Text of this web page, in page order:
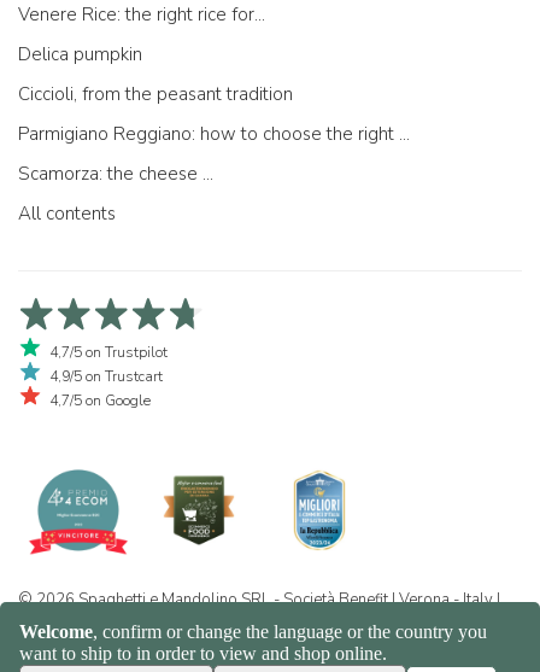
Venere Rice: the right rice for...
Delica pumpkin
Ciccioli, from the peasant tradition
Parmigiano Reggiano: how to choose the right one
Scamorza: the cheese ...
All contents
4,7/5 on Trustpilot
4,9/5 on Trustcart
4,7/5 on Google
© 2026 Spaghetti e Mandolino SRL - Società Benefit | Verona - Italy |
+39 351 865 9444 | P.I. IT04913730232 | Certificazione BIO: IT-BIO-
016.380-0110744.2026.001 | REA VR-455804 | Privacy and cookie
policy|Sitemap